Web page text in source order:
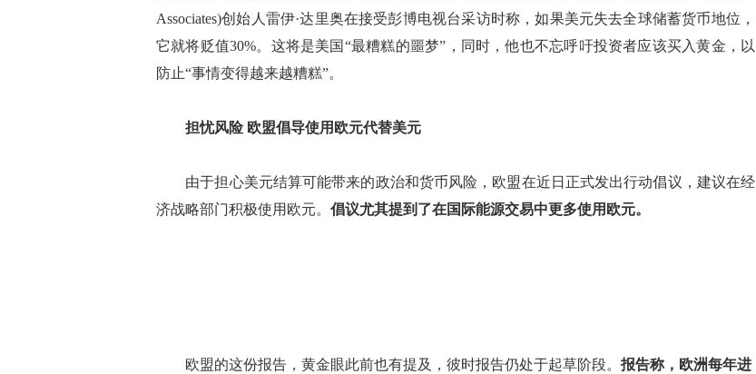
Associates)创始人雷伊·达里奥在接受彭博电视台采访时称，如果美元失去全球储蓄货币地位，
它就将贬值30%。这将是美国“最糟糕的噩梦”，同时，他也不忘呼吁投资者应该买入黄金，以
防止“事情变得越来越糟糕”。
担忧风险 欧盟倡导使用欧元代替美元
由于担心美元结算可能带来的政治和货币风险，欧盟在近日正式发出行动倡议，建议在经
济战略部门积极使用欧元。 倡议尤其提到了在国际能源交易中更多使用欧元。
欧盟的这份报告，黄金眼此前也有提及，彼时报告仍处于起草阶段。 报告称，欧洲每年进